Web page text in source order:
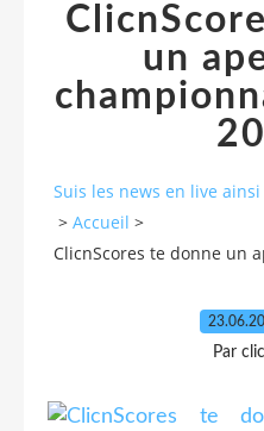
un
Suis les news en live
> Accueil >
ClicnScores te donne un
Par